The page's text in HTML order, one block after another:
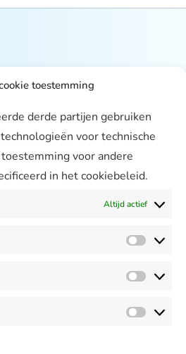
toestemming
derde partijen gebruiken
voor technische
voor andere
in het cookiebeleid.
Altijd actief